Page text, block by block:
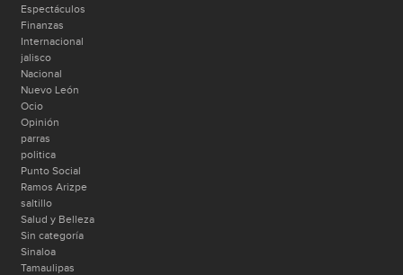
Espectáculos
Finanzas
Internacional
jalisco
Nacional
Nuevo León
Ocio
Opinión
parras
politica
Punto Social
Ramos Arizpe
saltillo
Salud y Belleza
Sin categoría
Sinaloa
Tamaulipas